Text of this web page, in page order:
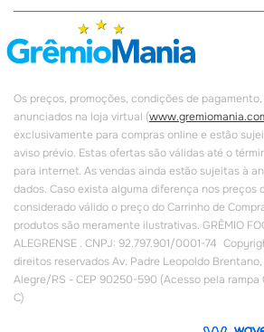
Os preços, promoções, condições de
anunciados na loja virtual (
exclusivamente para compras online e estão
aviso prévio. Estas ofertas são válidas até o
para internet. As vendas ainda estão sujeitas à
dados. Caso exista alguma diferença nos preços
considerado válido o preço do Carrinho de
produtos são meramente ilustrativas. GRÊMIO
ALEGRENSE . CNPJ: 92.797.901/0001-74
direitos reservados Av. Padre Leopoldo
Alegre/RS - CEP 90250-590 (Acesso pela rampa
C)